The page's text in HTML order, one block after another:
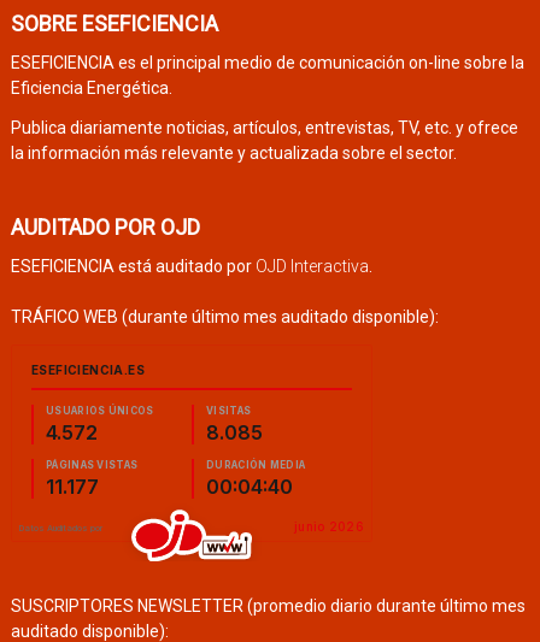
SOBRE ESEFICIENCIA
ESEFICIENCIA es el principal medio de comunicación on-line sobre la
Eficiencia Energética.
Publica diariamente noticias, artículos, entrevistas, TV, etc. y ofrece
la información más relevante y actualizada sobre el sector.
AUDITADO POR OJD
ESEFICIENCIA está auditado por OJD Interactiva
TRÁFICO WEB (durante último mes auditado disponible):
SUSCRIPTORES NEWSLETTER (promedio diario durante último mes
auditado disponible):